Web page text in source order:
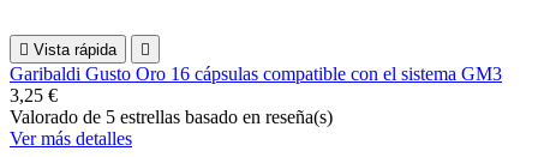
 Vista rápida 
Garibaldi Gusto Oro 16 cápsulas compatible con el sistema GM3
3,25 €
Valorado de 5 estrellas basado en reseña(s)
Ver más detalles